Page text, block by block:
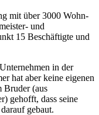
mit über 3000 Wohn-
und
15 Beschäftigte und
in der
hat aber keine eigenen
Bruder (aus
gehofft, dass seine
gebaut.